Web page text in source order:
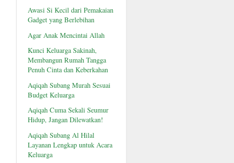
Awasi Si Kecil dari Pemakaian
Gadget yang Berlebihan
Agar Anak Mencintai Allah
Kunci Keluarga Sakinah,
Membangun Rumah Tangga
Penuh Cinta dan Keberkahan
Aqiqah Subang Murah Sesuai
Budget Keluarga
Aqiqah Cuma Sekali Seumur
Hidup, Jangan Dilewatkan!
Aqiqah Subang Al Hilal
Layanan Lengkap untuk Acara
Keluarga